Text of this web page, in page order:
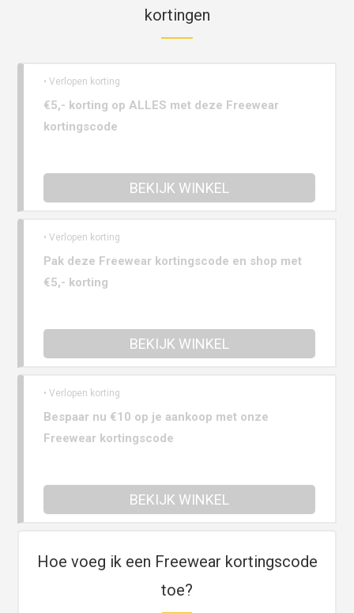
kortingen
• Verlopen korting
€5,- korting op ALLES met deze Freewear
kortingscode
BEKIJK WINKEL
• Verlopen korting
Pak deze Freewear kortingscode en shop met
€5,- korting
BEKIJK WINKEL
• Verlopen korting
Bespaar nu €10 op je aankoop met onze
Freewear kortingscode
BEKIJK WINKEL
Hoe voeg ik een Freewear kortingscode
toe?